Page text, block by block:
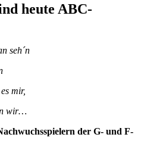
heute ABC-
seh´n
mir,
wir…
der G- und F-